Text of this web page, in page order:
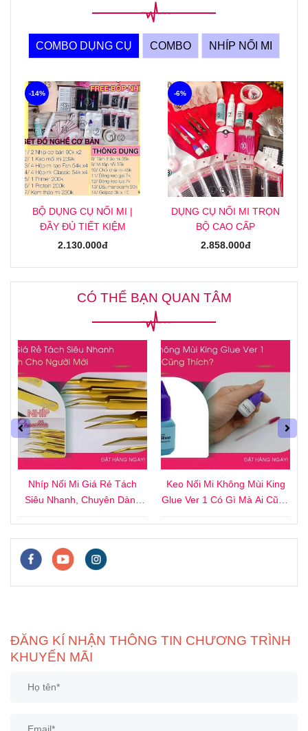
COMBO DỤNG CỤ COMBO NHÍP NỐI MI
BỘ DỤNG CỤ NỐI MI |
ĐẦY ĐỦ TIẾT KIỆM
2.130.000đ
-14%
DỤNG CỤ NỐI MI TRỌN
BỘ CAO CẤP
2.858.000đ
-6%
CÓ THỂ BẠN QUAN TÂM
Nhíp Nối Mi Giá Rẻ Tách
Siêu Nhanh, Chuyên Dành
Keo Nối Mi Không Mùi King
Glue Ver 1 Có Gì Mà Ai Cũng
ĐĂNG KÍ NHẬN THÔNG TIN CHƯƠNG TRÌNH
KHUYẾN MÃI